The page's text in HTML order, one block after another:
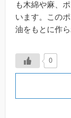
も木綿や麻、
います。この
油をもとに作
0